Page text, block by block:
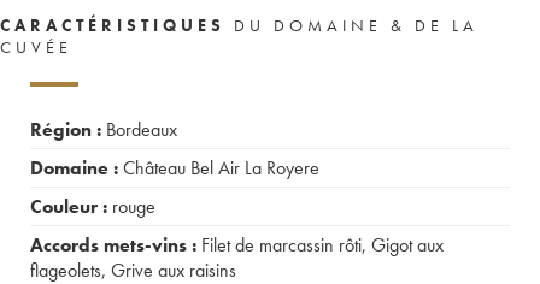
CARACTÉRISTIQUES
DU DOMAINE & DE LA
CUVÉE
Région : Bordeaux
Domaine :Château Bel Air La Royere
Couleur : rouge
Accords mets-vins : Filet de marcassin rôti, Gigot aux
flageolets, Grive aux raisins